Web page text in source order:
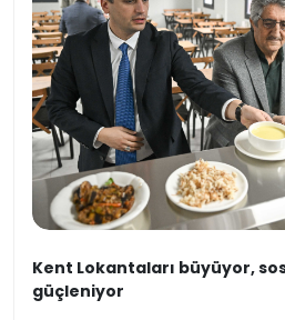
Kent Lokantaları büyüyor,
güçleniyor